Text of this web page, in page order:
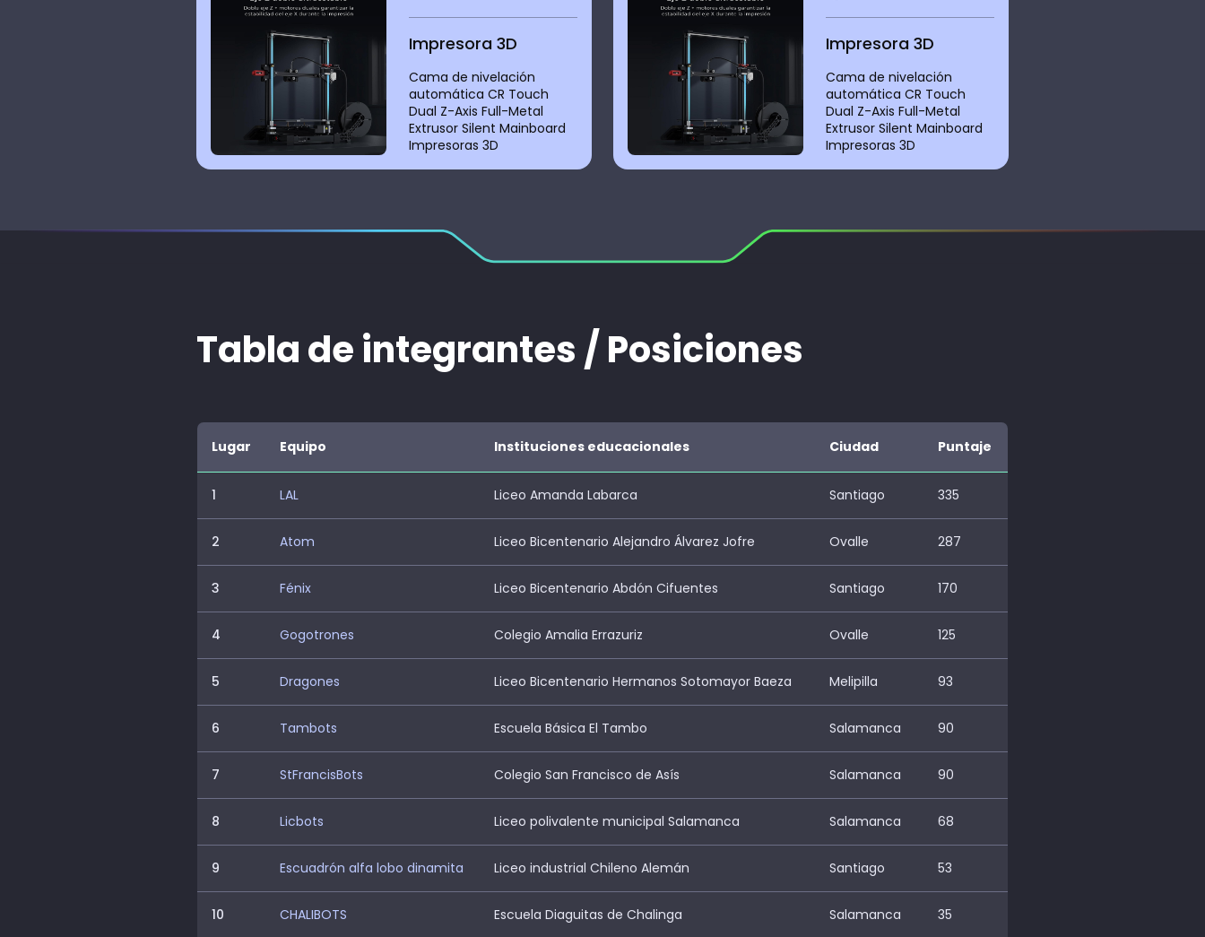
Impresora 3D
Cama de nivelación
automática CR Touch
Dual Z-Axis Full-Metal
Extrusor Silent Mainboard
Impresoras 3D
Impresora 3D
Cama de nivelación
automática CR Touch
Dual Z-Axis Full-Metal
Extrusor Silent Mainboard
Impresoras 3D
Tabla de integrantes / Posiciones
Lugar Equipo Instituciones educacionales Ciudad Puntaje
1 LAL Liceo Amanda Labarca Santiago 335
2 Atom Liceo Bicentenario Alejandro Álvarez Jofre Ovalle 287
3 Fénix Liceo Bicentenario Abdón Cifuentes Santiago 170
4 Gogotrones Colegio Amalia Errazuriz Ovalle 125
5 Dragones Liceo Bicentenario Hermanos Sotomayor Baeza Melipilla 93
6 Tambots Escuela Básica El Tambo Salamanca 90
7 StFrancisBots Colegio San Francisco de Asís Salamanca 90
8 Licbots Liceo polivalente municipal Salamanca Salamanca 68
9 Escuadrón alfa lobo dinamita Liceo industrial Chileno Alemán Santiago 53
10 CHALIBOTS Escuela Diaguitas de Chalinga Salamanca 35